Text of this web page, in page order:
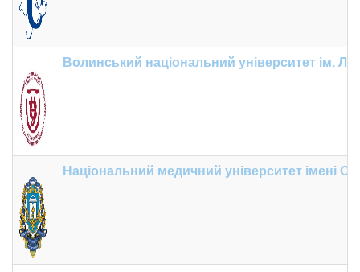
Волинський національний університет ім.
Національний медичний університет імені